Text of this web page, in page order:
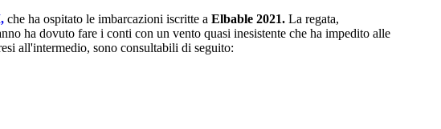
che ha ospitato le imbarcazioni iscritte a Elbable 2021. La regata,
ha dovuto fare i conti con un vento quasi inesistente che ha impedito alle
all'intermedio, sono consultabili di seguito: